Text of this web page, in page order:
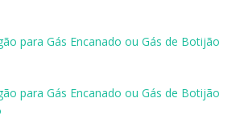
para Gás Encanado ou Gás de Botijão
para Gás Encanado ou Gás de Botijão